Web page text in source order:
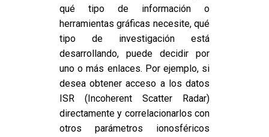
qué tipo de información o
herramientas gráficas necesite, qué
tipo de investigación está
desarrollando, puede decidir por
uno o más enlaces. Por ejemplo, si
desea obtener acceso a los datos
ISR (Incoherent Scatter Radar)
directamente y correlacionarlos con
otros parámetros ionosféricos